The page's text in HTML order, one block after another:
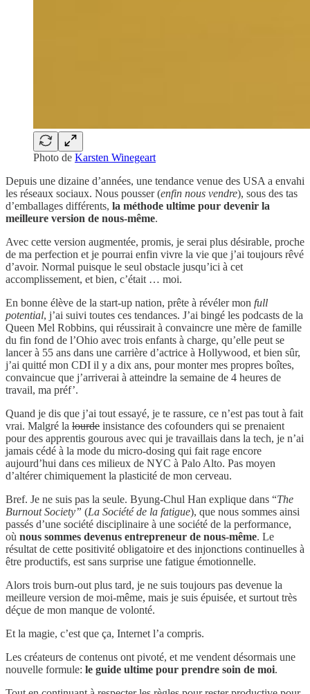
Photo de Karsten Winegeart
Depuis une dizaine d’années, une tendance venue des USA a envahi
les réseaux sociaux. Nous pousser (enfin nous vendre), sous des tas
d’emballages différents, la méthode ultime pour devenir la
meilleure version de nous-même.
Avec cette version augmentée, promis, je serai plus désirable, proche
de ma perfection et je pourrai enfin vivre la vie que j’ai toujours rêvé
d’avoir. Normal puisque le seul obstacle jusqu’ici à cet
accomplissement, et bien, c’était … moi.
En bonne élève de la start-up nation, prête à révéler mon full
potential, j’ai suivi toutes ces tendances. J’ai bingé les podcasts de la
Queen Mel Robbins, qui réussirait à convaincre une mère de famille
du fin fond de l’Ohio avec trois enfants à charge, qu’elle peut se
lancer à 55 ans dans une carrière d’actrice à Hollywood, et bien sûr,
j’ai quitté mon CDI il y a dix ans, pour monter mes propres boîtes,
convaincue que j’arriverai à atteindre la semaine de 4 heures de
travail, ma préf’.
Quand je dis que j’ai tout essayé, je te rassure, ce n’est pas tout à fait
vrai. Malgré la lourde insistance des cofounders qui se prenaient
pour des apprentis gourous avec qui je travaillais dans la tech, je n’ai
jamais cédé à la mode du micro-dosing qui fait rage encore
aujourd’hui dans ces milieux de NYC à Palo Alto. Pas moyen
d’altérer chimiquement la plasticité de mon cerveau.
Bref. Je ne suis pas la seule. Byung-Chul Han explique dans “The
Burnout Society” (La Société de la fatigue), que nous sommes ainsi
passés d’une société disciplinaire à une société de la performance,
où nous sommes devenus entrepreneur de nous-même. Le
résultat de cette positivité obligatoire et des injonctions continuelles à
être productifs, est sans surprise une fatigue émotionnelle.
Alors trois burn-out plus tard, je ne suis toujours pas devenue la
meilleure version de moi-même, mais je suis épuisée, et surtout très
déçue de mon manque de volonté.
Et la magie, c’est que ça, Internet l’a compris.
Les créateurs de contenus ont pivoté, et me vendent désormais une
nouvelle formule: le guide ultime pour prendre soin de moi.